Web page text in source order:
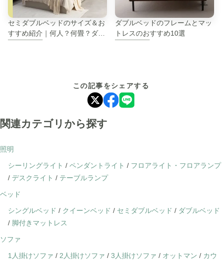
セミダブルベッドのサイズ＆お
すすめ紹介｜何人？何畳？ダブ
ダブルベッドのフレームとマッ
トレスのおすすめ10選
この記事をシェアする
関連カテゴリから探す
照明
シーリングライト / ペンダントライト / フロアライト・フロアランプ
/ デスクライト / テーブルランプ
ベッド
シングルベッド / クイーンベッド / セミダブルベッド / ダブルベッド
/ 脚付きマットレス
ソファ
1人掛けソファ / 2人掛けソファ / 3人掛けソファ / オットマン / カウ